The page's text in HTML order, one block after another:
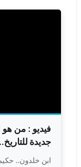
فيديو : من هو
جديدة
ابن خلدون..